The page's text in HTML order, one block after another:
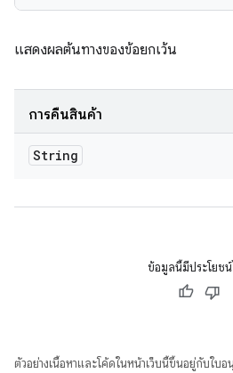
แสดงผลต้นทางของข้อยกเว้น
การคืนสินค้า
String
ข้อมูลนี้มีประโยช
ตัวอย่างเนื้อหาและโค้ดในหน้าเว็บนี้ขึ้นอยู่กับใบ